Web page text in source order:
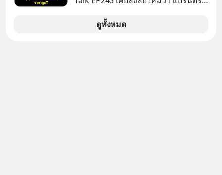
ราบคาบ จะถูกสกัดดาวรุ่งจนต้องเบรก
ดูทั้งหมด